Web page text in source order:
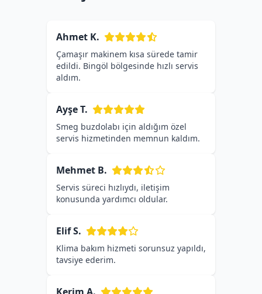
Ahmet K.
Çamaşır makinem kısa sürede tamir
edildi. Bingöl bölgesinde hızlı servis
aldım.
Ayşe T.
Smeg buzdolabı için aldığım özel
servis hizmetinden memnun kaldım.
Mehmet B.
Servis süreci hızlıydı, iletişim
konusunda yardımcı oldular.
Elif S.
Klima bakım hizmeti sorunsuz yapıldı,
tavsiye ederim.